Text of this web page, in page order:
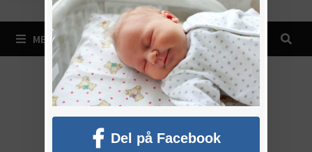
MENY
Del på Facebook